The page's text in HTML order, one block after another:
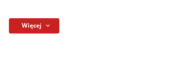
Więcej